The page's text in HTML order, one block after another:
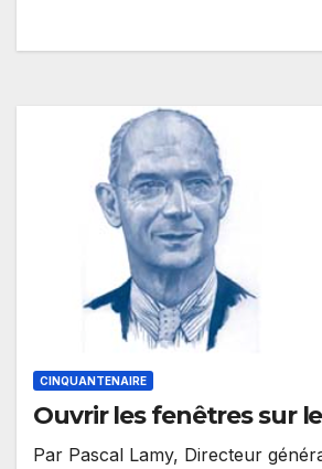
CINQUANTENAIRE
Ouvrir les fenêtres sur
Par Pascal Lamy, Directeur